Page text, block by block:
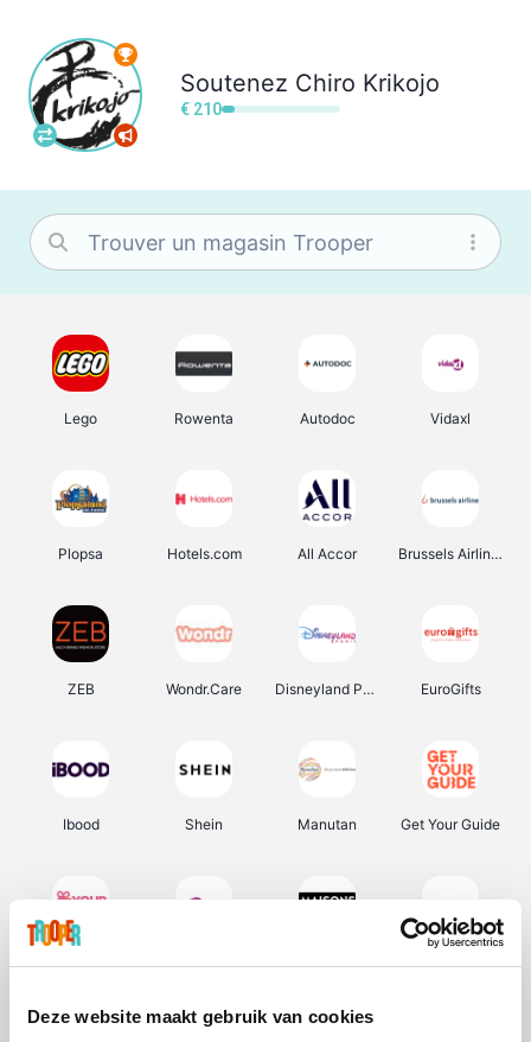
Deze website maakt gebruik van cookies
Soutenez Chiro Krikojo
€ 210
Lego Rowenta Autodoc Vidaxl
Plopsa Hotels.com All Accor Brussels Airlines
ZEB Wondr.Care Disneyland Paris EuroGifts
Ibood Shein Manutan Get Your Guide